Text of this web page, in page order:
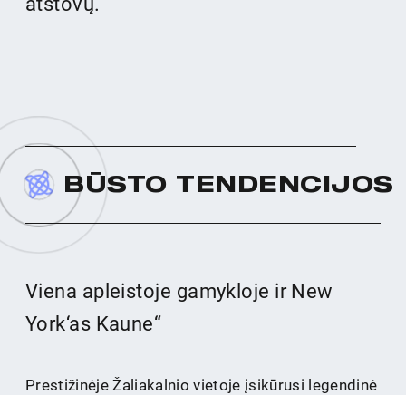
BŪSTO TENDENCIJOS
Viena apleistoje gamykloje ir New
York‘as Kaune“
Prestižinėje Žaliakalnio vietoje įsikūrusi legendinė